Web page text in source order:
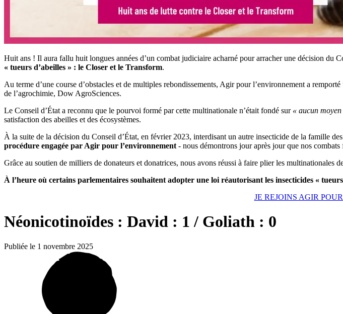
Huit ans ! Il aura fallu huit longues années d’un combat judiciaire acharné pour arracher une décision du
« tueurs d’abeilles » : le Closer et le Transform.
Au terme d’une course d’obstacles et de multiples rebondissements, Agir pour l’environnement a
de l’agrochimie, Dow AgroSciences.
Le Conseil d’État a reconnu que le pourvoi formé par cette multinationale n’était fondé sur « aucun
satisfaction des abeilles et des écosystèmes.
À la suite de la décision du Conseil d’État, en février 2023, interdisant un autre insecticide de la famille
procédure engagée par Agir pour l’environnement - nous démontrons jour après jour que nos
Grâce au soutien de milliers de donateurs et donatrices, nous avons réussi à faire plier les multinationales
À l’heure où certains parlementaires souhaitent adopter une loi réautorisant les insecticides « tueurs
JE REJOINS AGIR
Néonicotinoïdes : David : 1 / Goliath : 0
Publiée le 1 novembre 2025